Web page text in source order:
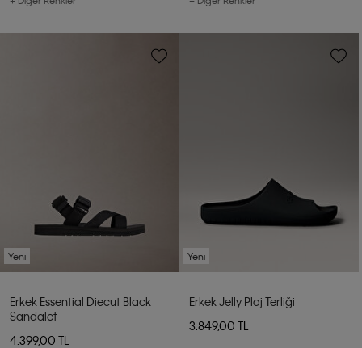
Yeni
Erkek Essential Diecut Black
Sandalet
4.399,00 TL
Yeni
Erkek Jelly Plaj Terliği
3.849,00 TL